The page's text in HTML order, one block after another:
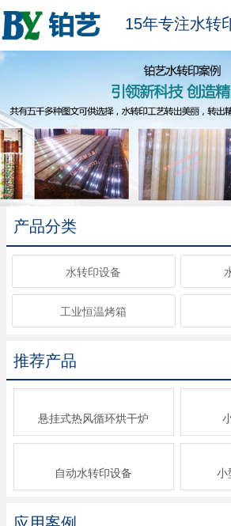
15年专注水转
产品分类
水转印设备
工业恒温烤箱
推荐产品
悬挂式热风循环烘干炉
自动水转印设备 小